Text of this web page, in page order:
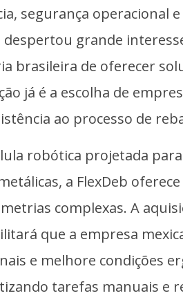
segurança operacional
despertou grande
brasileira de oferecer
já é a escolha de
ao processo de
robótica projetada
a FlexDeb
complexas. A
que a empresa
e melhore condições
tarefas manuais e